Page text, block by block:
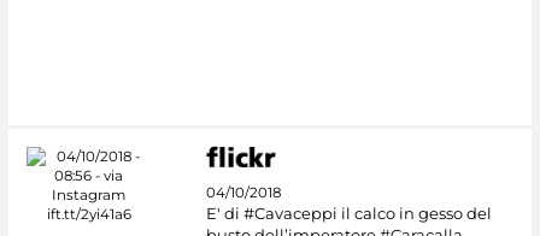
04/10/2018
E' di #Cavaceppi il calco in gesso del